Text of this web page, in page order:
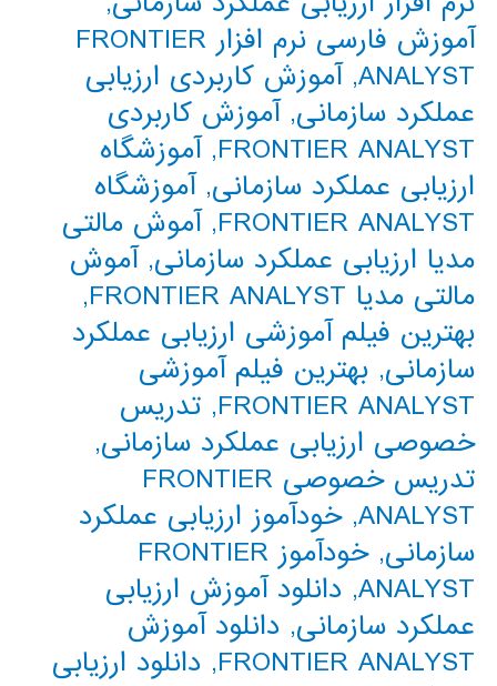
آموزش فارسی نرم افزار FRONTIER
ANALYST
,آموزش کاربردی ارزیابی
عملکرد سازمانی,آموزش کاربردی
FRONTIER ANALYST
,آموزشگاه
ارزیابی عملکرد سازمانی,آموزشگاه
FRONTIER ANALYST
,آموش مالتی
مدیا ارزیابی عملکرد سازمانی,آموش
مالتی مدیا FRONTIER ANALYST
,
بهترین فیلم آموزشی ارزیابی عملکرد
سازمانی, بهترین فیلم آموزشی
FRONTIER ANALYST
, تدریس
خصوصی ارزیابی عملکرد سازمانی,
تدریس خصوصی FRONTIER
ANALYST
,خودآموز ارزیابی عملکرد
سازمانی,
خودآموز FRONTIER
ANALYST
, دانلود آموزش ارزیابی
عملکرد سازمانی, دانلود آموزش
FRONTIER ANALYST
, دانلود ارزیابی